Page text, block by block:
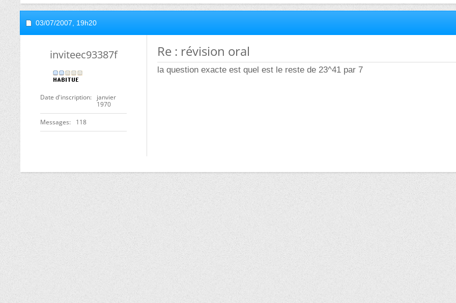
03/07/2007, 19h20
inviteec93387f
Date d'inscription
janvier
1970
Messages 118
Re : révision oral
la question exacte est quel est le reste de 23^41 par 7